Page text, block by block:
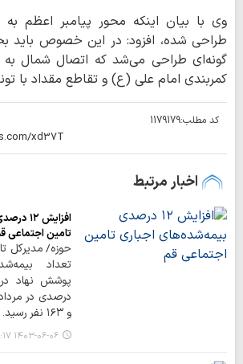
وی با بیان اینکه محور پیامبر اعظم
طراحی شده، افزود: در این خصوص
گونه‌ای طراحی می‌شد که اتصال شمال
کمربندی امام علی (ع) و تقاطع مقداد با
کد مطلب:1179179
اخبار مرتبط
افزایش
تامین اجتماعی
حوزه/ مدیرکل
تعداد
و ۱۶۳ نفر رسید.
۱۴۰۳-۰۶-۰۶ ۱۴:۱۷